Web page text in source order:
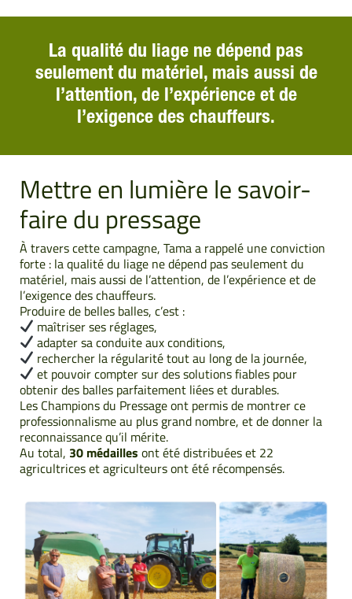
La qualité du liage ne dépend pas
seulement du matériel, mais aussi de
l’attention, de l’expérience et de
l’exigence des chauffeurs.
Mettre en lumière le savoir-
faire du pressage
À travers cette campagne, Tama a rappelé une conviction
forte : la qualité du liage ne dépend pas seulement du
matériel, mais aussi de l’attention, de l’expérience et de
l’exigence des chauffeurs.
Produire de belles balles, c’est :
maîtriser ses réglages,
adapter sa conduite aux conditions,
rechercher la régularité tout au long de la journée,
et pouvoir compter sur des solutions fiables pour
obtenir des balles parfaitement liées et durables.
Les Champions du Pressage ont permis de montrer ce
professionnalisme au plus grand nombre, et de donner la
reconnaissance qu’il mérite.
Au total, 30 médailles ont été distribuées et 22
agricultrices et agriculteurs ont été récompensés.